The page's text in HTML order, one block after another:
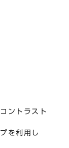
ントラスト
を利用し